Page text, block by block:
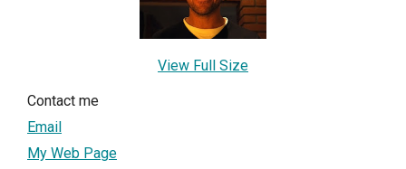
View Full Size
Contact me
Email
My Web Page